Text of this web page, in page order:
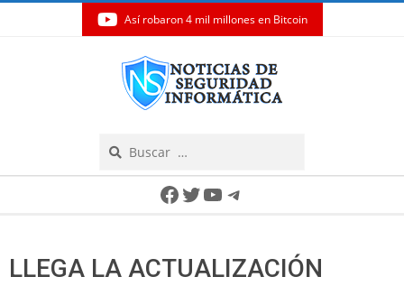
Así robaron 4 mil millones en Bitcoin
Facebook
Twitter
YouTube
Telegram
LLEGA LA ACTUALIZACIÓN